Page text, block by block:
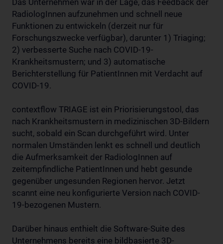
Das Unternehmen war in der Lage, das Feedback der
RadiologInnen aufzunehmen und schnell neue
Funktionen zu entwickeln (derzeit nur für
Forschungszwecke verfügbar), darunter 1) Triaging;
2) verbesserte Suche nach COVID-19-
Krankheitsmustern; und 3) automatische
Berichterstellung für PatientInnen mit Verdacht auf
COVID-19.
contextflow TRIAGE ist ein Priorisierungstool, das
nach Krankheitsmustern in medizinischen 3D-Bildern
sucht, sobald ein Scan durchgeführt wird. Unter
normalen Umständen lenkt es schnell und deutlich
die Aufmerksamkeit der RadiologInnen auf
zeitempfindliche PatientInnen und hebt gesunde
gegenüber ungesunden Regionen hervor. Jetzt
scannt eine neu konfigurierte Version nach COVID-
19-bezogenen Mustern.
Darüber hinaus enthielt die Software-Suite des
Unternehmens bereits eine bildbasierte 3D-